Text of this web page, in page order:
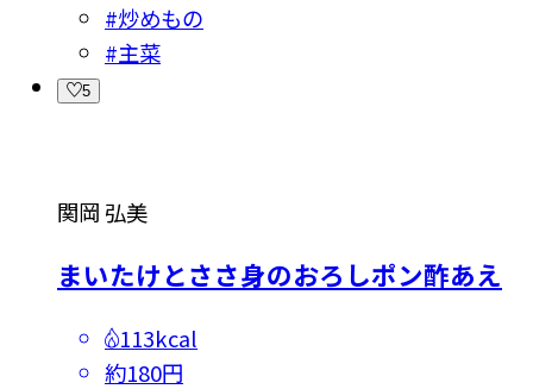
#炒めもの
#主菜
5
関岡 弘美
まいたけとささ身のおろしポン酢あえ
113kcal
約180円